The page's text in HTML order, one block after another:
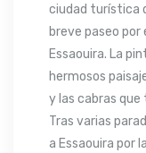
ciudad turística
breve paseo
Essaouira. La
hermosos
y las cabras que
Tras varias
a Essaouira por